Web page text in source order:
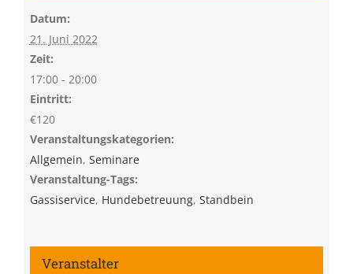
Datum:
21. Juni 2022
Zeit:
17:00 - 20:00
Eintritt:
€120
Veranstaltungskategorien:
Allgemein, Seminare
Veranstaltung-Tags:
Gassiservice, Hundebetreuung, Standbein
Veranstalter